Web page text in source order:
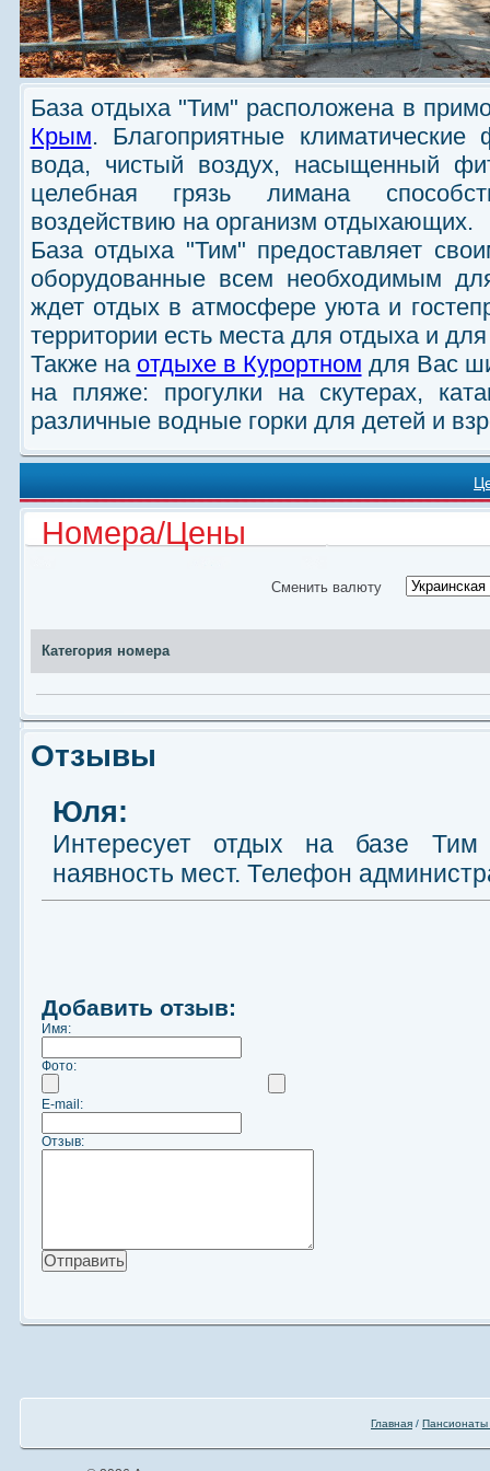
База отдыха "Тим" расположена в
Крым. Благоприятные климатические
вода, чистый воздух, насыщенный
целебная грязь лимана
воздействию на организм отдыхающих.
База отдыха "Тим" предоставляет
оборудованные всем необходимым
ждет отдых в атмосфере уюта и
территории есть места для отдыха и
Также на отдыхе в Курортном для Вас
на пляже: прогулки на скутерах,
различные водные горки для детей и
Номера/Цены
Сменить валюту
Категория номера
Отзывы
Юля:
Интересует отдых на базе
наявность мест. Телефон
Добавить отзыв:
Имя:
Фото:
E-mail:
Отзыв:
Главная /